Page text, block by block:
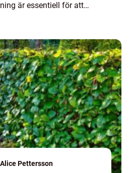
är essentiell för att
Alice Pettersson